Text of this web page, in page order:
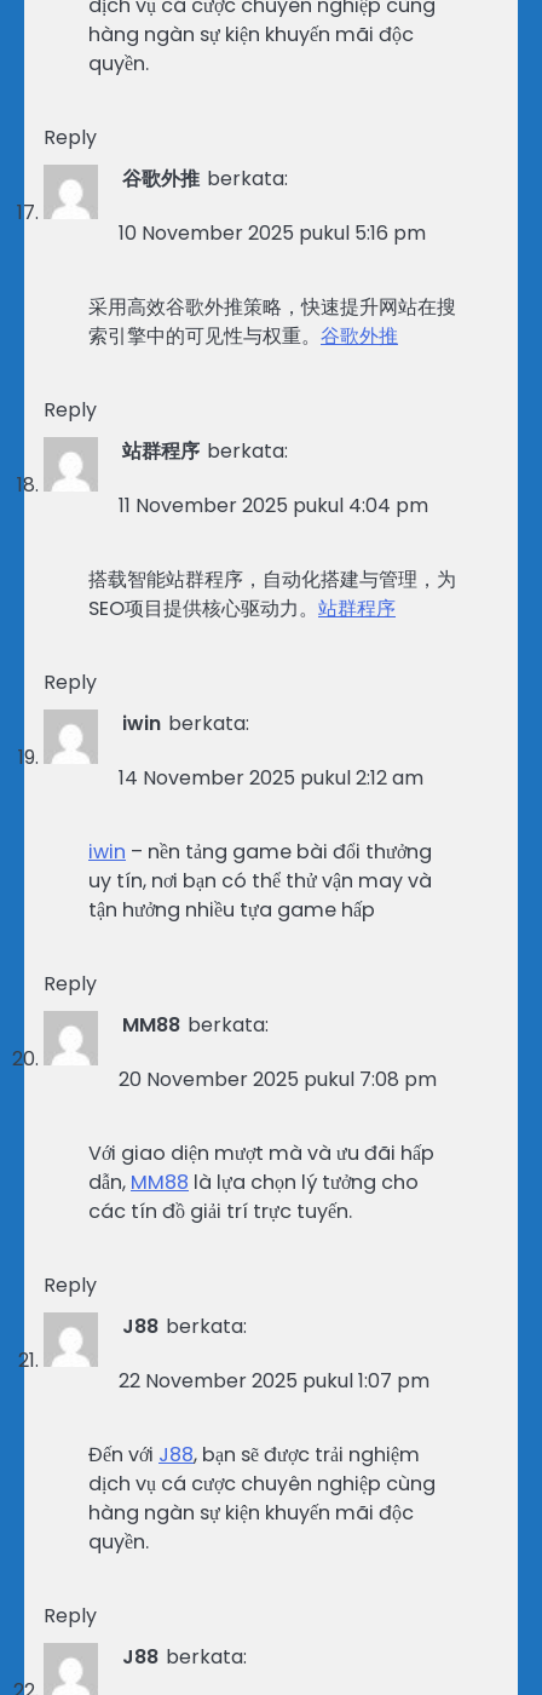
hàng ngàn sự kiện khuyến mãi độc
quyền.
Reply
谷歌外推 berkata:
10 November 2025 pukul 5:16 pm
采用高效谷歌外推策略，快速提升网站在搜
索引擎中的可见性与权重。 谷歌外推
Reply
站群程序 berkata:
11 November 2025 pukul 4:04 pm
搭载智能站群程序，自动化搭建与管理，为
SEO项目提供核心驱动力。 站群程序
Reply
iwin berkata:
14 November 2025 pukul 2:12 am
iwin – nền tảng game bài đổi thưởng
uy tín, nơi bạn có thể thử vận may và
tận hưởng nhiều tựa game hấp
Reply
MM88 berkata:
20 November 2025 pukul 7:08 pm
Với giao diện mượt mà và ưu đãi hấp
dẫn, MM88 là lựa chọn lý tưởng cho
các tín đồ giải trí trực tuyến.
Reply
J88 berkata:
22 November 2025 pukul 1:07 pm
Đến với J88, bạn sẽ được trải nghiệm
dịch vụ cá cược chuyên nghiệp cùng
hàng ngàn sự kiện khuyến mãi độc
quyền.
Reply
J88 berkata: